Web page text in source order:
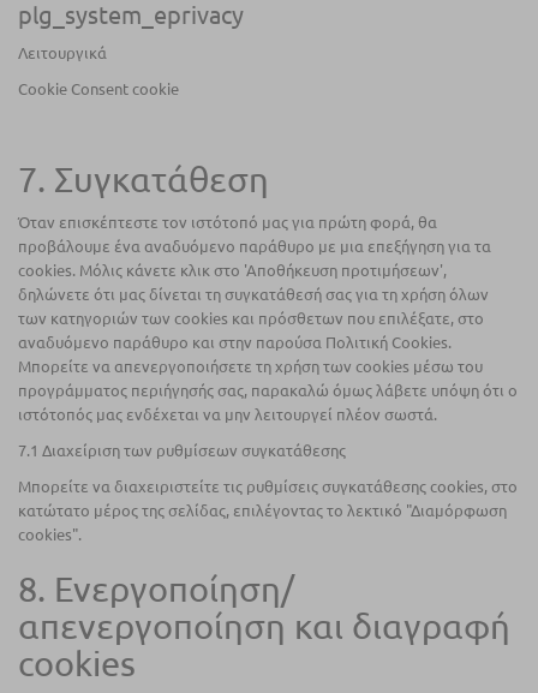
plg_system_eprivacy
Λειτουργικά
Cookie Consent cookie
7. Συγκατάθεση
Όταν επισκέπτεστε τον ιστότοπό μας για πρώτη φορά, θα
προβάλουμε ένα αναδυόμενο παράθυρο με μια επεξήγηση για τα
cookies. Μόλις κάνετε κλικ στο 'Αποθήκευση προτιμήσεων',
δηλώνετε ότι μας δίνεται τη συγκατάθεσή σας για τη χρήση όλων
των κατηγοριών των cookies και πρόσθετων που επιλέξατε, στο
αναδυόμενο παράθυρο και στην παρούσα Πολιτική Cookies.
Μπορείτε να απενεργοποιήσετε τη χρήση των cookies μέσω του
προγράμματος περιήγησής σας, παρακαλώ όμως λάβετε υπόψη ότι ο
ιστότοπός μας ενδέχεται να μην λειτουργεί πλέον σωστά.
7.1 Διαχείριση των ρυθμίσεων συγκατάθεσης
Μπορείτε να διαχειριστείτε τις ρυθμίσεις συγκατάθεσης cookies, στο
κατώτατο μέρος της σελίδας, επιλέγοντας το λεκτικό "Διαμόρφωση
cookies".
8. Ενεργοποίηση/
απενεργοποίηση και διαγραφή
cookies